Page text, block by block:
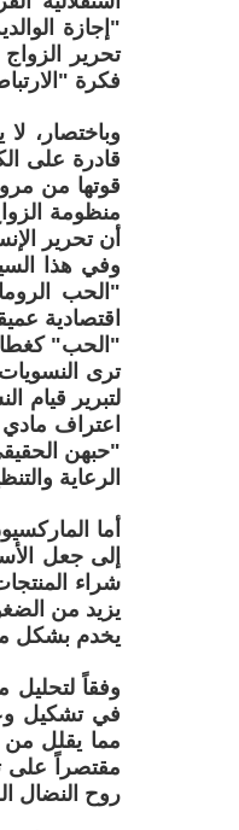
"إجازة
تحرير
فكرة
وباختصار،
قادرة على
قوتها من
منظومة
أن تحرير
وفي هذا
"الحب
اقتصادية
"الحب" كغطاء
ترى
لتبرير قيام
اعتراف
"حبهن
الرعاية
أما
إلى جعل
شراء
يزيد من
يخدم بشكل
وفقاً
في تشكيل
مما يقلل من
مقتصراً على
روح النضال